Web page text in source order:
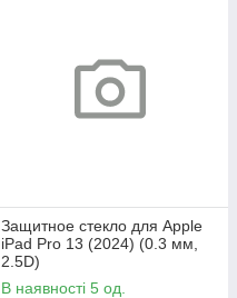
Защитное стекло для Apple
iPad Pro 13 (2024) (0.3 мм,
2.5D)
В наявності 5 од.